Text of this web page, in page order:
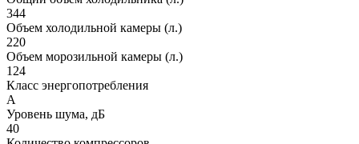
344
Объем холодильной камеры (л.)
220
Объем морозильной камеры (л.)
124
Класс энергопотребления
A
Уровень шума, дБ
40